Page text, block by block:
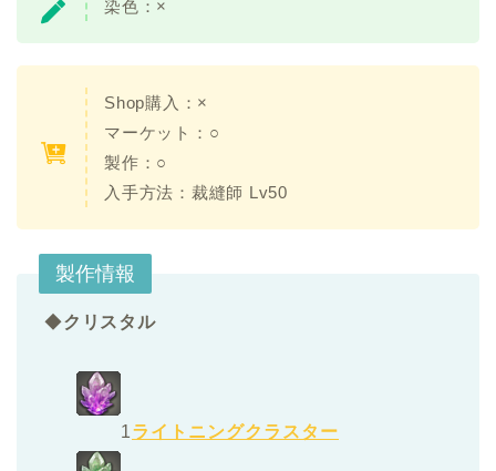
染色：×
Shop購入：×
マーケット：○
製作：○
入手方法：裁縫師 Lv50
製作情報
◆クリスタル
1ライトニングクラスター